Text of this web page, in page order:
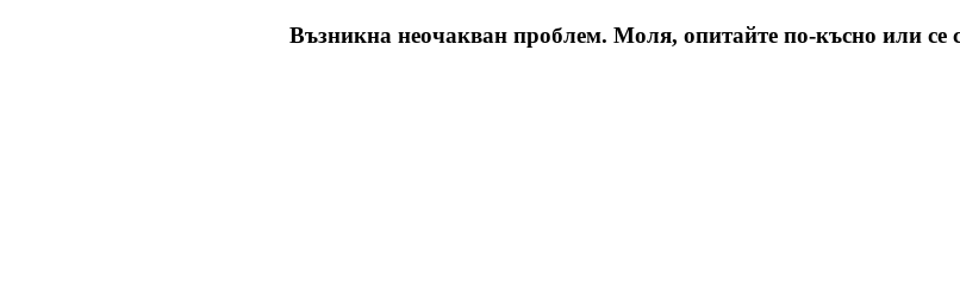
Възникна неочакван проблем. Моля, опитайте по-късно или се